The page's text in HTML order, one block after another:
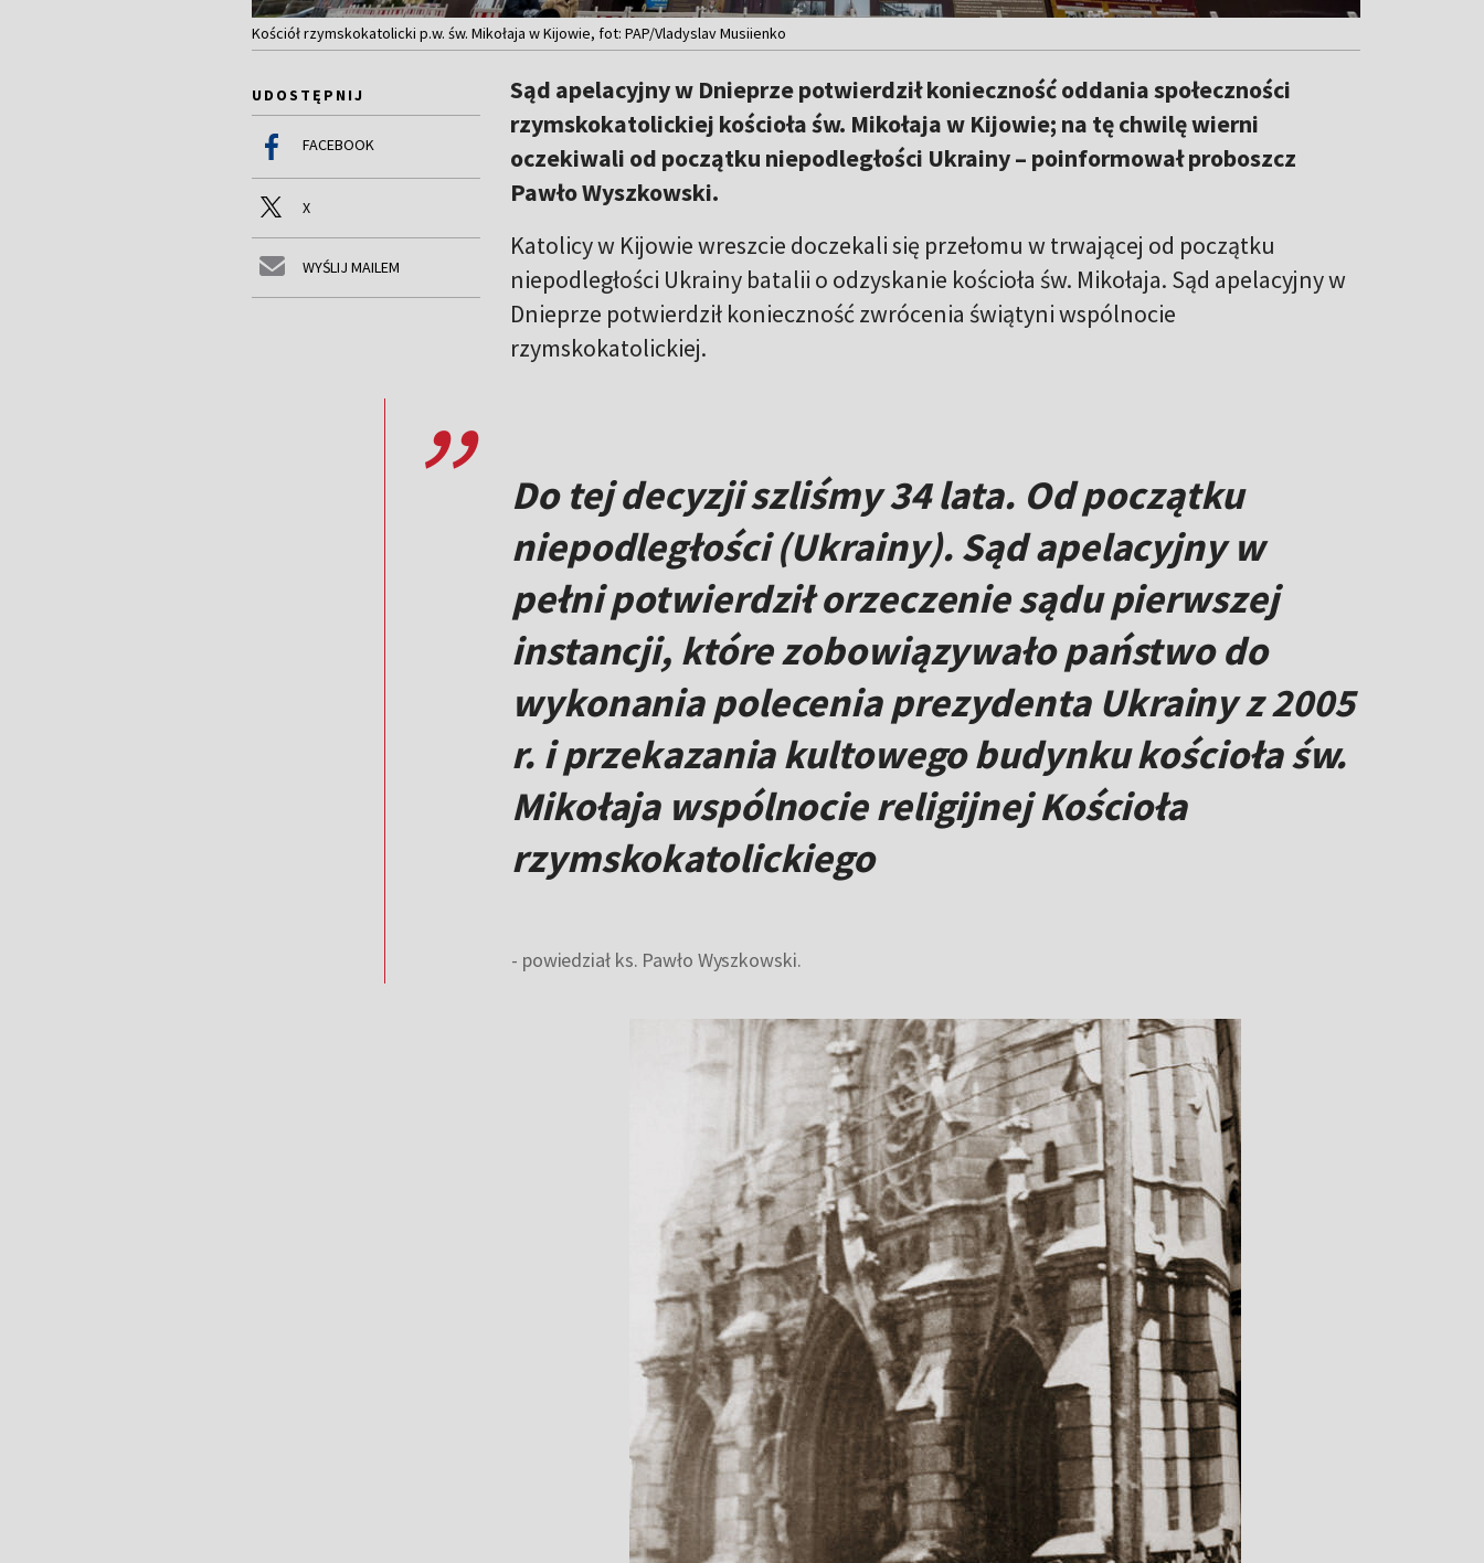
Kościół rzymskokatolicki p.w. św. Mikołaja w Kijowie, fot: PAP/Vladyslav Musiienko
UDOSTĘPNIJ
FACEBOOK
X
WYŚLIJ MAILEM
Sąd apelacyjny w Dnieprze potwierdził konieczność oddania społeczności
rzymskokatolickiej kościoła św. Mikołaja w Kijowie; na tę chwilę wierni
oczekiwali od początku niepodległości Ukrainy – poinformował proboszcz
Pawło Wyszkowski.
Katolicy w Kijowie wreszcie doczekali się przełomu w trwającej od początku
niepodległości Ukrainy batalii o odzyskanie kościoła św. Mikołaja. Sąd apelacyjny w
Dnieprze potwierdził konieczność zwrócenia świątyni wspólnocie
rzymskokatolickiej.
,,
Do tej decyzji szliśmy 34 lata. Od początku
niepodległości (Ukrainy). Sąd apelacyjny w
pełni potwierdził orzeczenie sądu pierwszej
instancji, które zobowiązywało państwo do
wykonania polecenia prezydenta Ukrainy z 2005
r. i przekazania kultowego budynku kościoła św.
Mikołaja wspólnocie religijnej Kościoła
rzymskokatolickiego
- powiedział ks. Pawło Wyszkowski.